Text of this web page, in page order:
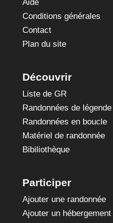
Aide
Conditions générales
Contact
Plan du site
Découvrir
Liste de GR
Randonnées de légende
Randonnées en boucle
Matériel de randonnée
Bibiliothèque
Participer
Ajouter une randonnée
Ajouter un hébergement